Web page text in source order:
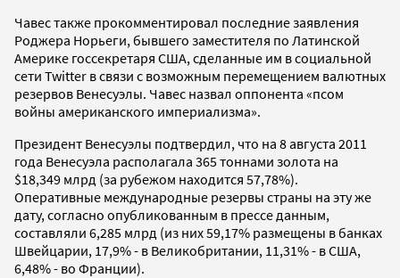
Чавес также прокомментировал последние заявления
Роджера Норьеги, бывшего заместителя по Латинской
Америке госсекретаря США, сделанные им в социальной
сети Twitter в связи с возможным перемещением валютных
резервов Венесуэлы. Чавес назвал оппонента «псом
войны американского империализма».
Президент Венесуэлы подтвердил, что на 8 августа 2011
года Венесуэла располагала 365 тоннами золота на
$18,349 млрд (за рубежом находится 57,78%).
Оперативные международные резервы страны на эту же
дату, согласно опубликованным в прессе данным,
составляли 6,285 млрд (из них 59,17% размещены в банках
Швейцарии, 17,9% - в Великобритании, 11,31% - в США,
6,48% - во Франции).